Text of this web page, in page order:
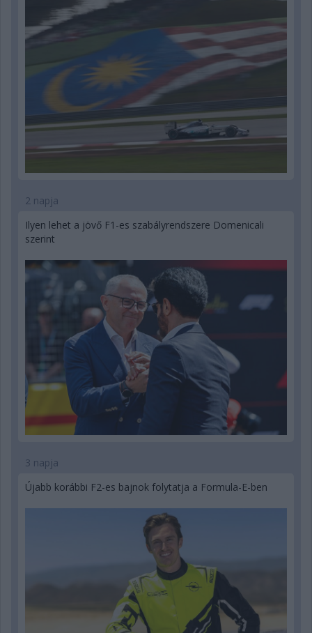
2 napja
Ilyen lehet a jövő F1-es szabályrendszere Domenicali
szerint
3 napja
Újabb korábbi F2-es bajnok folytatja a Formula-E-ben